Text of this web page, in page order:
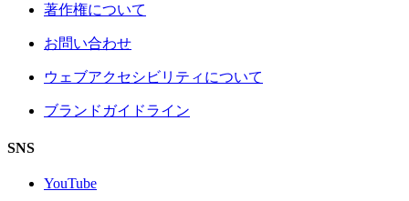
著作権について
お問い合わせ
ウェブアクセシビリティについて
ブランドガイドライン
SNS
YouTube